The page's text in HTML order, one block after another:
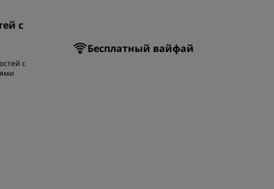
с
с
Бесплатный вайфай